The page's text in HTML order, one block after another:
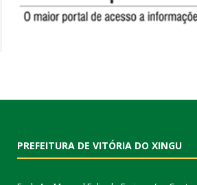
PREFEITURA DE VITÓRIA DO XINGU